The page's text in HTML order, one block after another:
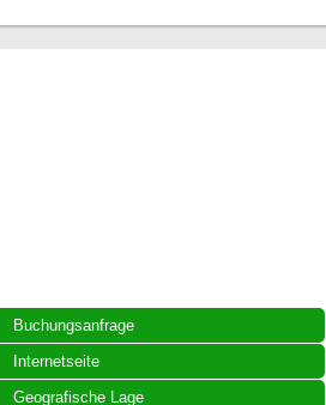
Buchungsanfrage
Internetseite
Geografische Lage